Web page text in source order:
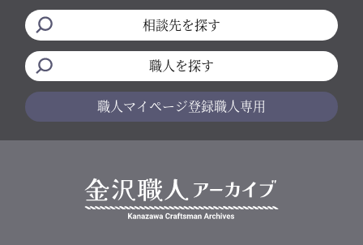
相談先を探す
職人を探す
職人マイページ登録職人専用